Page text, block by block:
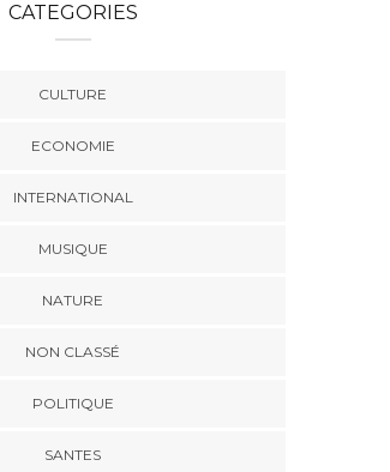
CATEGORIES
CULTURE
ECONOMIE
INTERNATIONAL
MUSIQUE
NATURE
NON CLASSÉ
POLITIQUE
SANTES